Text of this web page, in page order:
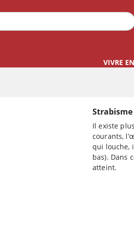
VIVRE
Il existe
courants,
qui louche,
bas). Dans
atteint.